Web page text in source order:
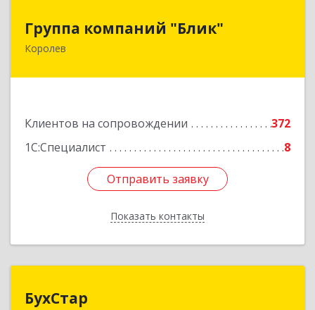
Группа компаний "Блик"
Королев
Клиентов на сопровождении
372
1С:Специалист
8
Отправить заявку
Показать контакты
Группа компаний "Блик"
Отправить заявку
Назад
БухСтар